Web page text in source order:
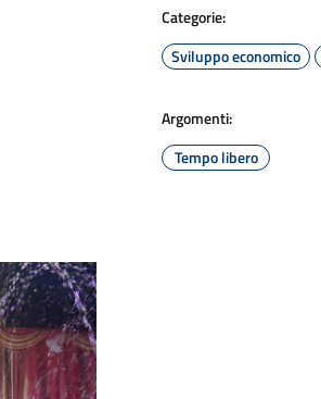
Categorie:
Sviluppo economico
Argomenti:
Tempo libero